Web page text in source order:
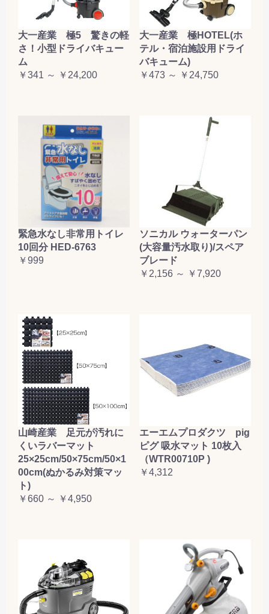
大一産業 極5 驚きの軽
さ！小型ドライバキュー
ム
￥341 ～ ￥24,200
大一産業 極HOTEL(ホ
テル・宿泊施設用ドライ
バキューム)
￥473 ～ ￥24,750
緊急水なし非常用トイレ
10回分 HED-6763
￥999
ソニカル ウォーターパン
(大容量汚水取り)/スペア
ブレード
￥2,156 ～ ￥7,920
山崎産業 足元が汚れに
くいラバーマット
25×25cm/50×75cm/50×1
00cm(ぬかるみ対策マッ
ト)
￥660 ～ ￥4,950
エーエムプロダクツ pig
ピグ 吸水マット 10枚入
（WTR00710P )
￥4,312